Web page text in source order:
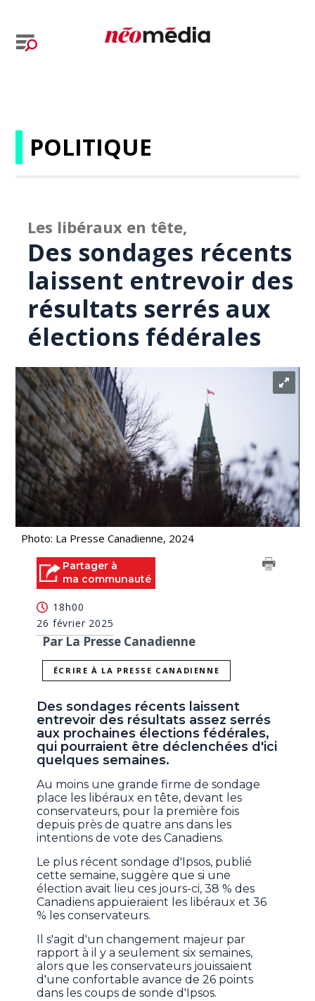
POLITIQUE
Les libéraux en tête,
Des sondages récents
laissent entrevoir des
résultats serrés aux
élections fédérales
Photo: La Presse Canadienne, 2024
Partager à
ma communauté
18h00
26 février 2025
Par La Presse Canadienne
ÉCRIRE À LA PRESSE CANADIENNE
Des sondages récents laissent
entrevoir des résultats assez serrés
aux prochaines élections fédérales,
qui pourraient être déclenchées d'ici
quelques semaines.
Au moins une grande firme de sondage
place les libéraux en tête, devant les
conservateurs, pour la première fois
depuis près de quatre ans dans les
intentions de vote des Canadiens.
Le plus récent sondage d'Ipsos, publié
cette semaine, suggère que si une
élection avait lieu ces jours-ci, 38 % des
Canadiens appuieraient les libéraux et 36
% les conservateurs.
Il s'agit d'un changement majeur par
rapport à il y a seulement six semaines,
alors que les conservateurs jouissaient
d'une confortable avance de 26 points
dans les coups de sonde d'Ipsos.